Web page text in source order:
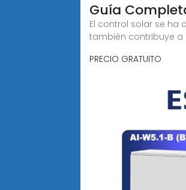
Guía
El control solar se ha
también contribuye a
PRECIO GRATUITO